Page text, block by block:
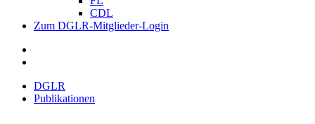
CDL
Zum DGLR-Mitglieder-Login
DGLR
Publikationen